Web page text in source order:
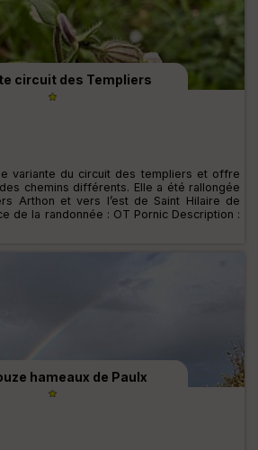
circuit des Templiers
variante du circuit des templiers et offre
chemins différents. Elle a été rallongée
Arthon et vers l’est de Saint Hilaire de
de la randonnée : OT Pornic Description :
hameaux de Paulx